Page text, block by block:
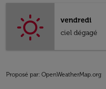
vendredi
ciel dégagé
Proposé par: OpenWeatherMap.org